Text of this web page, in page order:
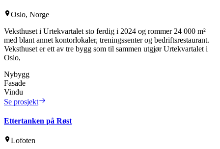
Oslo, Norge
Veksthuset i Urtekvartalet sto ferdig i 2024 og rommer 24 000 m²
med blant annet kontorlokaler, treningssenter og bedriftsrestaurant.
Veksthuset er ett av tre bygg som til sammen utgjør Urtekvartalet i
Oslo,
Nybygg
Fasade
Vindu
Se prosjekt
Ettertanken på Røst
Lofoten